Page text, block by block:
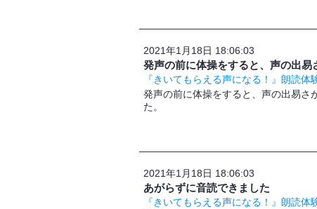
2021年1月18日 18:06:03
発声の前に体操をすると、声の出易
『きいてもらえる声になる！』朗読
発声の前に体操をすると、声の出易さ
た。
2021年1月18日 18:06:03
あがらずに音読できました
『きいてもらえる声になる！』朗読